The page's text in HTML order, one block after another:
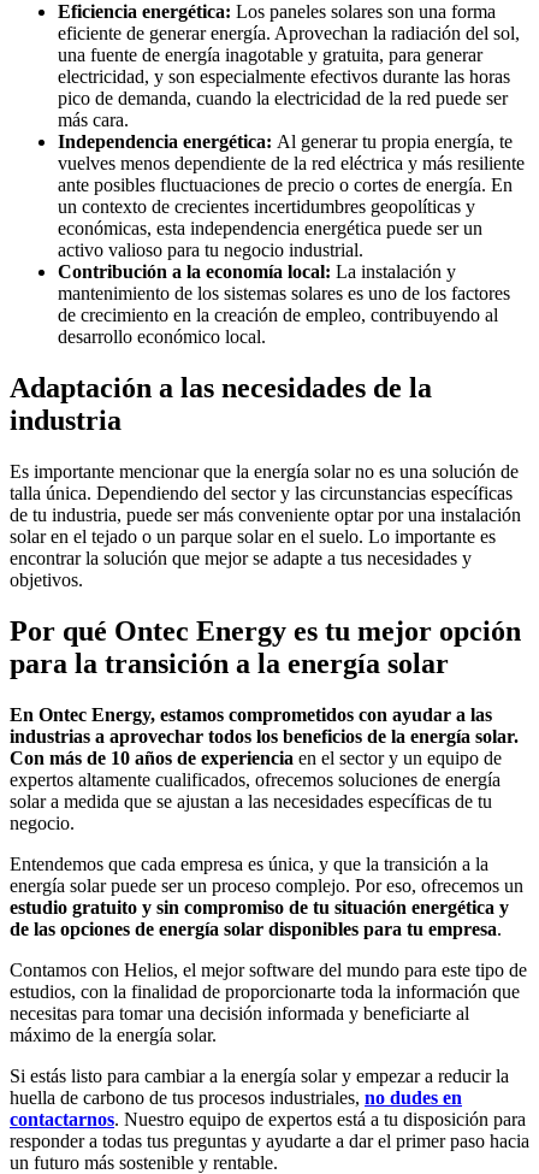
Eficiencia energética: Los paneles solares son una forma
eficiente de generar energía. Aprovechan la radiación del sol,
una fuente de energía inagotable y gratuita, para generar
electricidad, y son especialmente efectivos durante las horas
pico de demanda, cuando la electricidad de la red puede ser
más cara.
Independencia energética: Al generar tu propia energía, te
vuelves menos dependiente de la red eléctrica y más resiliente
ante posibles fluctuaciones de precio o cortes de energía. En
un contexto de crecientes incertidumbres geopolíticas y
económicas, esta independencia energética puede ser un
activo valioso para tu negocio industrial.
Contribución a la economía local: La instalación y
mantenimiento de los sistemas solares es uno de los factores
de crecimiento en la creación de empleo, contribuyendo al
desarrollo económico local.
Adaptación a las necesidades de la
industria
Es importante mencionar que la energía solar no es una solución de
talla única. Dependiendo del sector y las circunstancias específicas
de tu industria, puede ser más conveniente optar por una instalación
solar en el tejado o un parque solar en el suelo. Lo importante es
encontrar la solución que mejor se adapte a tus necesidades y
objetivos.
Por qué Ontec Energy es tu mejor opción
para la transición a la energía solar
En Ontec Energy, estamos comprometidos con ayudar a las
industrias a aprovechar todos los beneficios de la energía solar.
Con más de 10 años de experiencia en el sector y un equipo de
expertos altamente cualificados, ofrecemos soluciones de energía
solar a medida que se ajustan a las necesidades específicas de tu
negocio.
Entendemos que cada empresa es única, y que la transición a la
energía solar puede ser un proceso complejo. Por eso, ofrecemos un
estudio gratuito y sin compromiso de tu situación energética y
de las opciones de energía solar disponibles para tu empresa.
Contamos con Helios, el mejor software del mundo para este tipo de
estudios, con la finalidad de proporcionarte toda la información que
necesitas para tomar una decisión informada y beneficiarte al
máximo de la energía solar.
Si estás listo para cambiar a la energía solar y empezar a reducir la
huella de carbono de tus procesos industriales, no dudes en
contactarnos. Nuestro equipo de expertos está a tu disposición para
responder a todas tus preguntas y ayudarte a dar el primer paso hacia
un futuro más sostenible y rentable.